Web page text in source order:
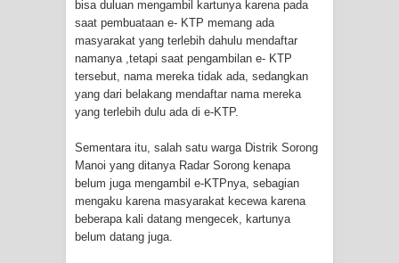
Indonesia
Profil Lengkap Aceh, Provinsi
Istimewa di Ujung Sumatera
Hamadi Jayapura Selatan
Gempa M3,3 Guncang Nabire, BMKG
Imbau Waspada Susulan
bisa duluan mengambil kartunya karena pada
saat pembuataan e- KTP memang ada
masyarakat yang terlebih dahulu mendaftar
namanya ,tetapi saat pengambilan e- KTP
tersebut, nama mereka tidak ada, sedangkan
yang dari belakang mendaftar nama mereka
yang terlebih dulu ada di e-KTP.
Sementara itu, salah satu warga Distrik Sorong
Manoi yang ditanya Radar Sorong kenapa
belum juga mengambil e-KTPnya, sebagian
mengaku karena masyarakat kecewa karena
beberapa kali datang mengecek, kartunya
belum datang juga.